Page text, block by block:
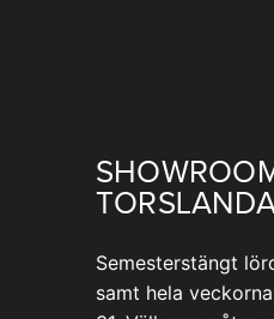
Semesterstängt
samt hela